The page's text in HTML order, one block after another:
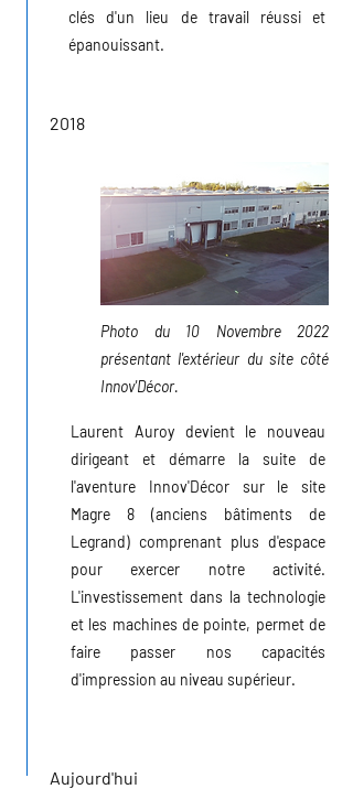
clés d'un lieu de travail réussi et
épanouissant.
2018
Photo du 10 Novembre 2022
présentant l'extérieur du site côté
Innov'Décor.
Laurent Auroy devient le nouveau
dirigeant et démarre la suite de
l'aventure Innov'Décor sur le site
Magre 8 (anciens bâtiments de
Legrand) comprenant plus d'espace
pour exercer notre activité.
L'investissement dans la technologie
et les machines de pointe, permet de
faire passer nos capacités
d'impression au niveau supérieur.
Aujourd'hui